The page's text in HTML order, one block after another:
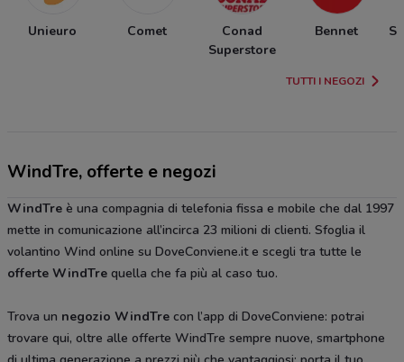
Unieuro Comet
Conad
Superstore
Bennet
TUTTI I NEGOZI
WindTre, offerte e negozi
WindTre è una compagnia di telefonia fissa e mobile che dal 1997
mette in comunicazione all’incirca 23 milioni di clienti. Sfoglia il
volantino Wind online su DoveConviene.it e scegli tra tutte le
offerte WindTre quella che fa più al caso tuo.
Trova un negozio WindTre con l’app di DoveConviene: potrai
trovare qui, oltre alle offerte WindTre sempre nuove, smartphone